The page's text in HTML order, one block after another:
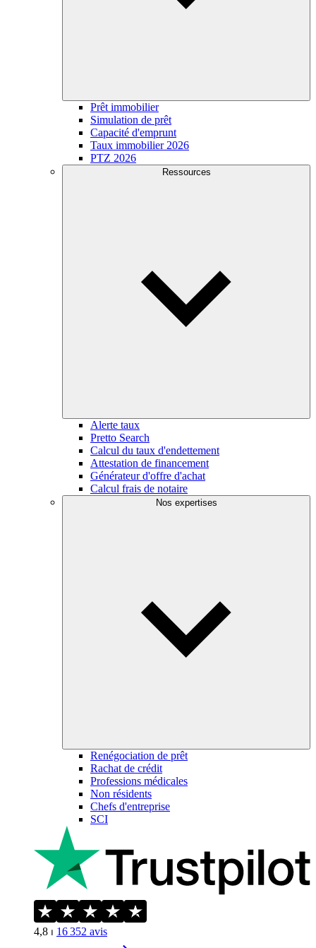
Prêt immobilier
Simulation de prêt
Capacité d'emprunt
Taux immobilier 2026
PTZ 2026
Ressources
Alerte taux
Pretto Search
Calcul du taux d'endettement
Attestation de financement
Générateur d'offre d'achat
Calcul frais de notaire
Nos expertises
Renégociation de prêt
Rachat de crédit
Professions médicales
Non résidents
Chefs d'entreprise
SCI
4,8 ⏐ 16 352 avis